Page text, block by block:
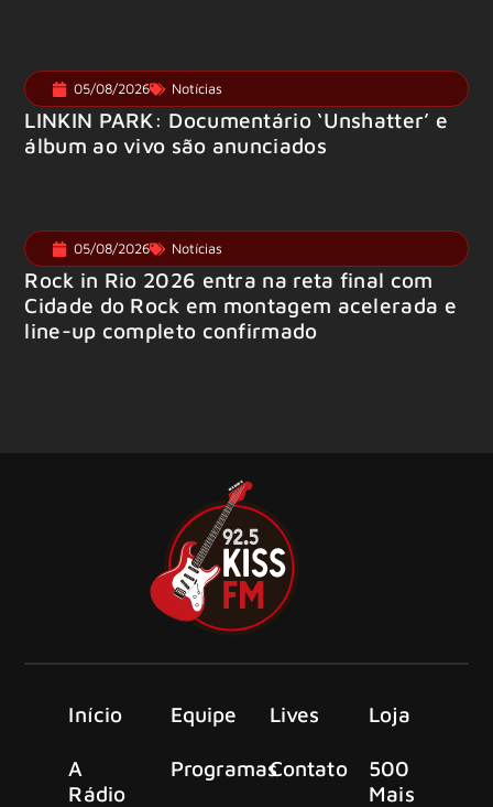
05/08/2026 Notícias
LINKIN PARK: Documentário ‘Unshatter’ e
álbum ao vivo são anunciados
05/08/2026 Notícias
Rock in Rio 2026 entra na reta final com
Cidade do Rock em montagem acelerada e
line-up completo confirmado
Início
A
Rádio
Equipe
Programas
Lives
Contato
Loja
500
Mais